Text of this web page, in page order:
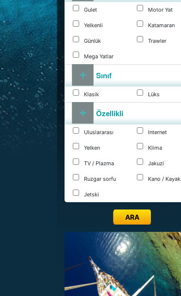
Gulet Motor Yat
Yelkenli Katamaran
Günlük Trawler
Mega Yatlar
Sınıf
Klasik Lüks
Özellikli
Uluslararası Internet
Yelken Klima
TV / Plazma Jakuzi
Ruzgar sorfu Kano / Kayak
Jetski